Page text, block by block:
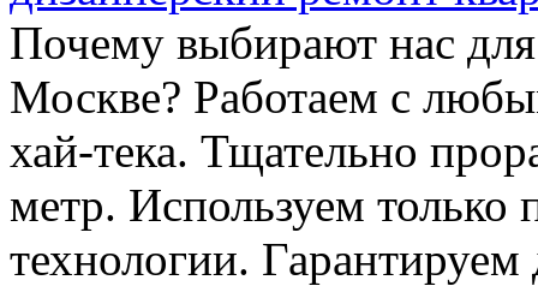
Почему выбирают нас
Москве? Работаем с
хай-тека. Тщательно
метр. Используем только
технологии. Гарантируем